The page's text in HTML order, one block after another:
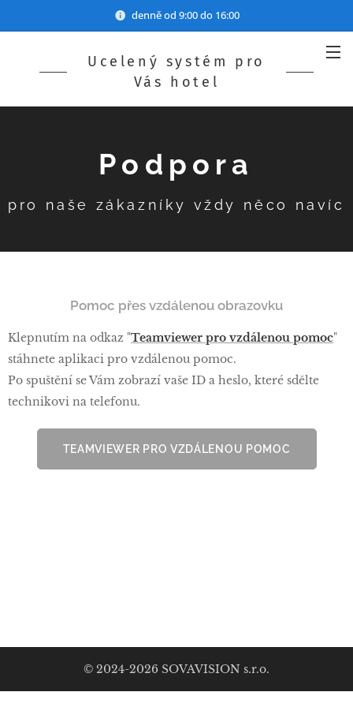
denně od 9:00 do 16:00
Ucelený systém pro
Vás hotel
Podpora
pro naše zákazníky vždy něco navíc
Pomoc přes vzdálenou obrazovku
Klepnutím na odkaz "Teamviewer pro vzdálenou pomoc"
stáhnete aplikaci pro vzdálenou pomoc.
Po spuštění se Vám zobrazí vaše ID a heslo, které sdělte
technikovi na telefonu.
TEAMVIEWER PRO VZDÁLENOU POMOC
© 2024-2026 SOVAVISION s.r.o.